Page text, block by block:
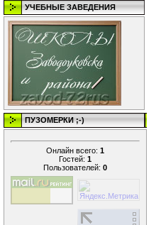
УЧЕБНЫЕ ЗАВЕДЕНИЯ
ПУЗОМЕРКИ ;-)
Онлайн всего: 1
Гостей: 1
Пользователей: 0